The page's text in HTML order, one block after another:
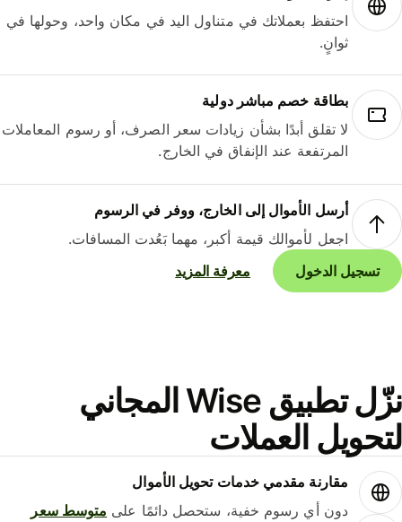
احتفظ بعملاتك في متناول اليد في مكان واحد، وحولها في
ثوانٍ.
بطاقة خصم مباشر دولية
لا تقلق أبدًا بشأن زيادات سعر الصرف، أو رسوم المعاملات
المرتفعة عند الإنفاق في الخارج.
أرسل الأموال إلى الخارج، ووفر في الرسوم
اجعل لأموالك قيمة أكبر، مهما بَعُدت المسافات.
تسجيل الدخول
معرفة المزيد
نزّل تطبيق Wise المجاني
العملات
مقارنة مقدمي خدمات تحويل الأموال
دون أي رسوم خفية، ستحصل دائمًا علىمتوسط ​​سعر